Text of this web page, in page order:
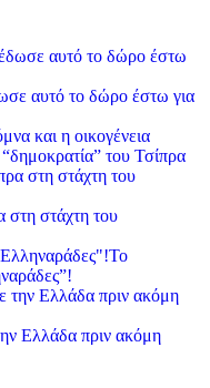
αυτό το δώρο έστω για
και η οικογένεια
του Τσίπρα
στη στάχτη του
Το
Ελλάδα πριν ακόμη